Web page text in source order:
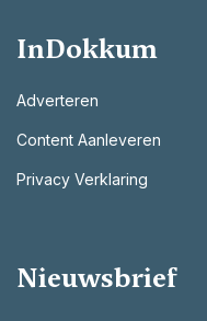
InDokkum
Adverteren
Content Aanleveren
Privacy Verklaring
Nieuwsbrief